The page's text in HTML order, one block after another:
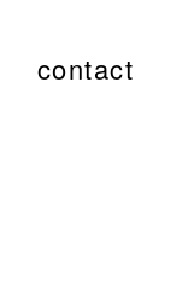
contact